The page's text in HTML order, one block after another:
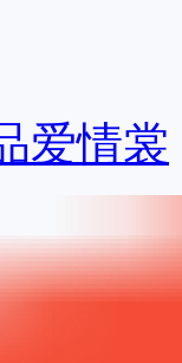
爱情裳